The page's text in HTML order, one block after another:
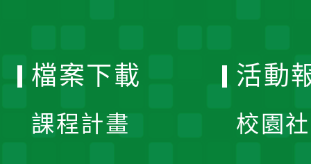
檔案下載
課程計畫
活動
校園